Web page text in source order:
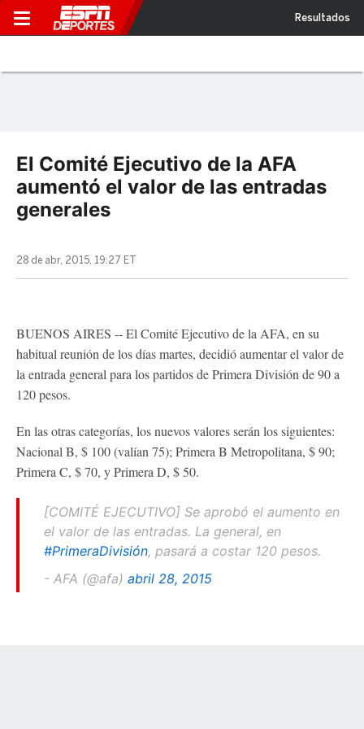
Resultados
El Comité Ejecutivo de la AFA
aumentó el valor de las entradas
generales
28 de abr, 2015, 19:27 ET
BUENOS AIRES -- El Comité Ejecutivo de la AFA, en su
habitual reunión de los días martes, decidió aumentar el valor de
la entrada general para los partidos de Primera División de 90 a
120 pesos.
En las otras categorías, los nuevos valores serán los siguientes:
Nacional B, $ 100 (valían 75); Primera B Metropolitana, $ 90;
Primera C, $ 70, y Primera D, $ 50.
[COMITÉ EJECUTIVO] Se aprobó el aumento en
el valor de las entradas. La general, en
#PrimeraDivisión, pasará a costar 120 pesos.
- AFA (@afa) abril 28, 2015